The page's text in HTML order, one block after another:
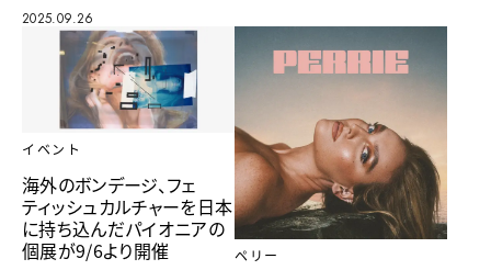
2025.09.26
イベント
海外のボンデージ、フェ
ティッシュカルチャーを日本
に持ち込んだパイオニアの
個展が9/6より開催
ペリー